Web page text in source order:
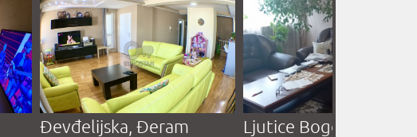
Đevđelijska, Đeram
Ljutice Bogdana,